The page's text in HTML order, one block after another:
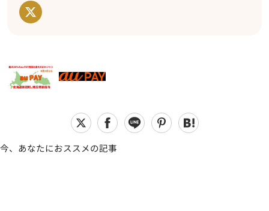
今、あなたにおススメの記事